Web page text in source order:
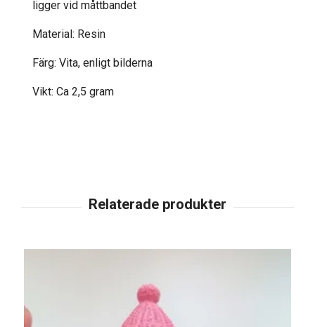
ligger vid måttbandet
Material: Resin
Färg: Vita, enligt bilderna
Vikt: Ca 2,5 gram